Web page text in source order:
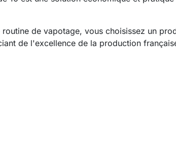
de vapotage, vous choisissez un
de l'excellence de la production